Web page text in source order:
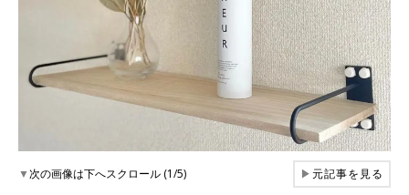
▼次の画像は下へスクロール (1/5) ▶元記事を見る